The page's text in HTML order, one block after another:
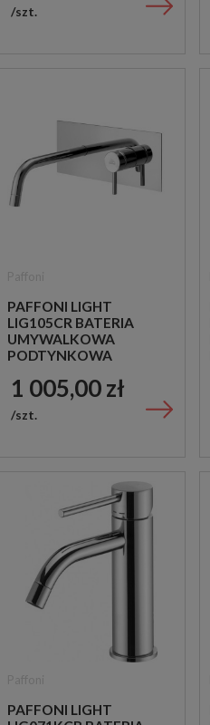
szt.
PAFFONI LIGHT
LIG105CR BATERIA
UMYWALKOWA
PODTYNKOWA
CHROM
1 005,00 zł
szt.
PAFFONI LIGHT